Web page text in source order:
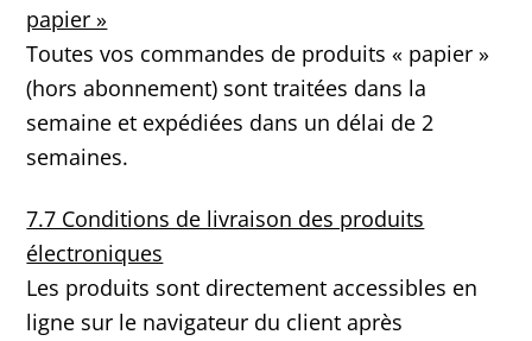
papier »
Toutes vos commandes de produits « papier »
(hors abonnement) sont traitées dans la
semaine et expédiées dans un délai de 2
semaines.
7.7 Conditions de livraison des produits
électroniques
Les produits sont directement accessibles en
ligne sur le navigateur du client après